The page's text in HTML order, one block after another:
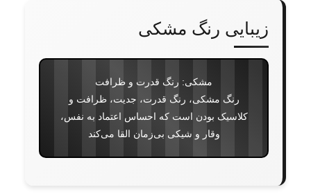
زیبایی رنگ مشکی
مشکی: رنگ قدرت و ظرافت
رنگ مشکی، رنگ قدرت، جدیت، ظرافت و
کلاسیک بودن است که احساس اعتماد به نفس،
وقار و شیکی بی‌زمان القا می‌کند